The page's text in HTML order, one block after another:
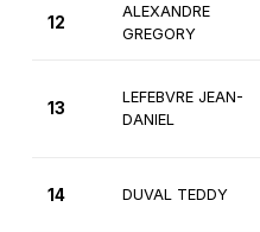
12
ALEXANDRE
GREGORY
13
LEFEBVRE JEAN-
DANIEL
14 DUVAL TEDDY